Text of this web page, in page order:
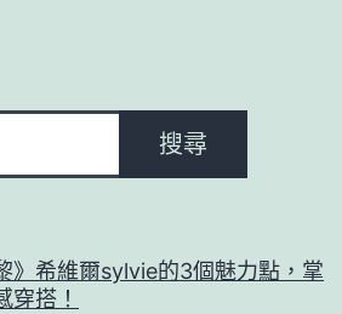
搜尋
》希維爾sylvie的3個魅力點，掌
穿搭！